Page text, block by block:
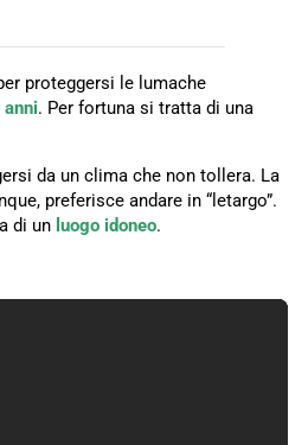
proteggersi le lumache
. Per fortuna si tratta di una
da un clima che non tollera. La
preferisce andare in “letargo”.
di un luogo idoneo.